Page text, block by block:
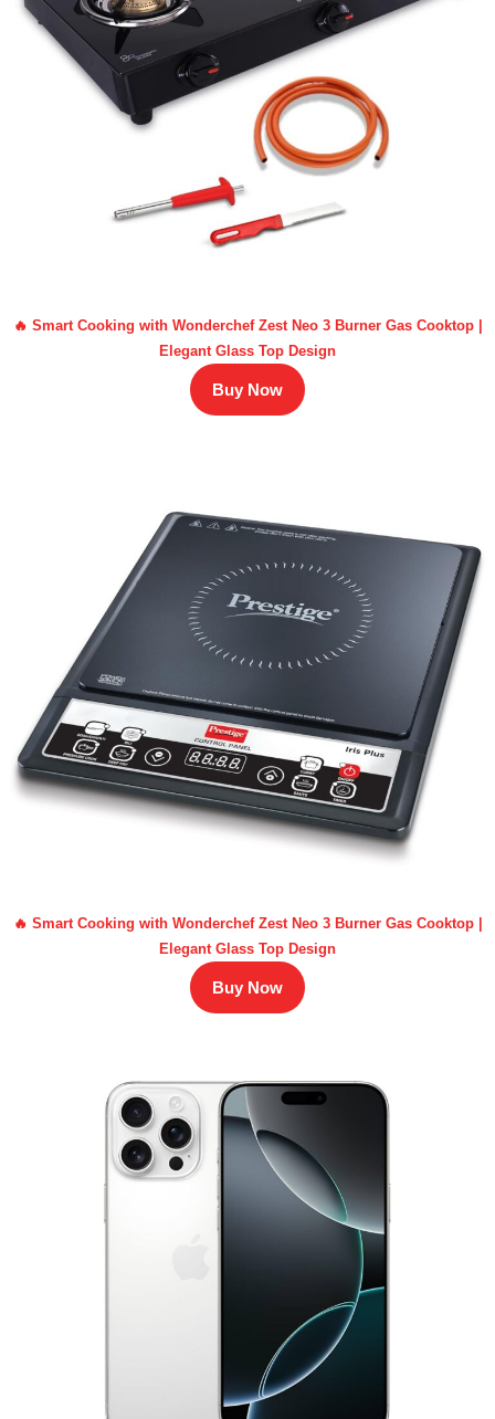
🔥 Smart Cooking with Wonderchef Zest Neo 3 Burner Gas Cooktop |
Elegant Glass Top Design
Buy Now
🔥 Smart Cooking with Wonderchef Zest Neo 3 Burner Gas Cooktop |
Elegant Glass Top Design
Buy Now